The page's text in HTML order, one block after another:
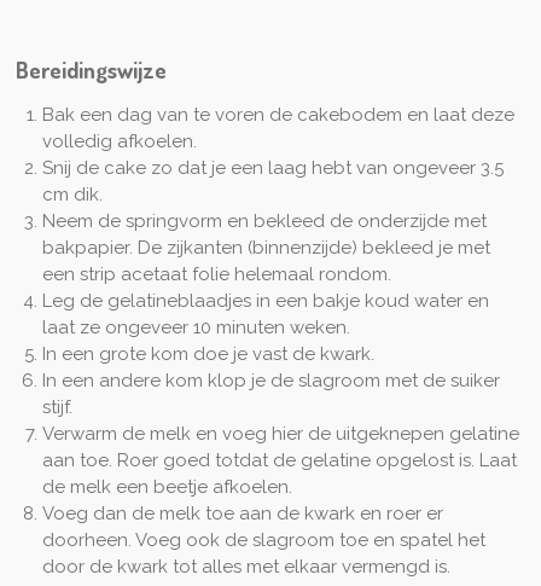
Bereidingswijze
Bak een dag van te voren de cakebodem en laat deze
volledig afkoelen.
Snij de cake zo dat je een laag hebt van ongeveer 3.5
cm dik.
Neem de springvorm en bekleed de onderzijde met
bakpapier. De zijkanten (binnenzijde) bekleed je met
een strip acetaat folie helemaal rondom.
Leg de gelatineblaadjes in een bakje koud water en
laat ze ongeveer 10 minuten weken.
In een grote kom doe je vast de kwark.
In een andere kom klop je de slagroom met de suiker
stijf.
Verwarm de melk en voeg hier de uitgeknepen gelatine
aan toe. Roer goed totdat de gelatine opgelost is. Laat
de melk een beetje afkoelen.
Voeg dan de melk toe aan de kwark en roer er
doorheen. Voeg ook de slagroom toe en spatel het
door de kwark tot alles met elkaar vermengd is.